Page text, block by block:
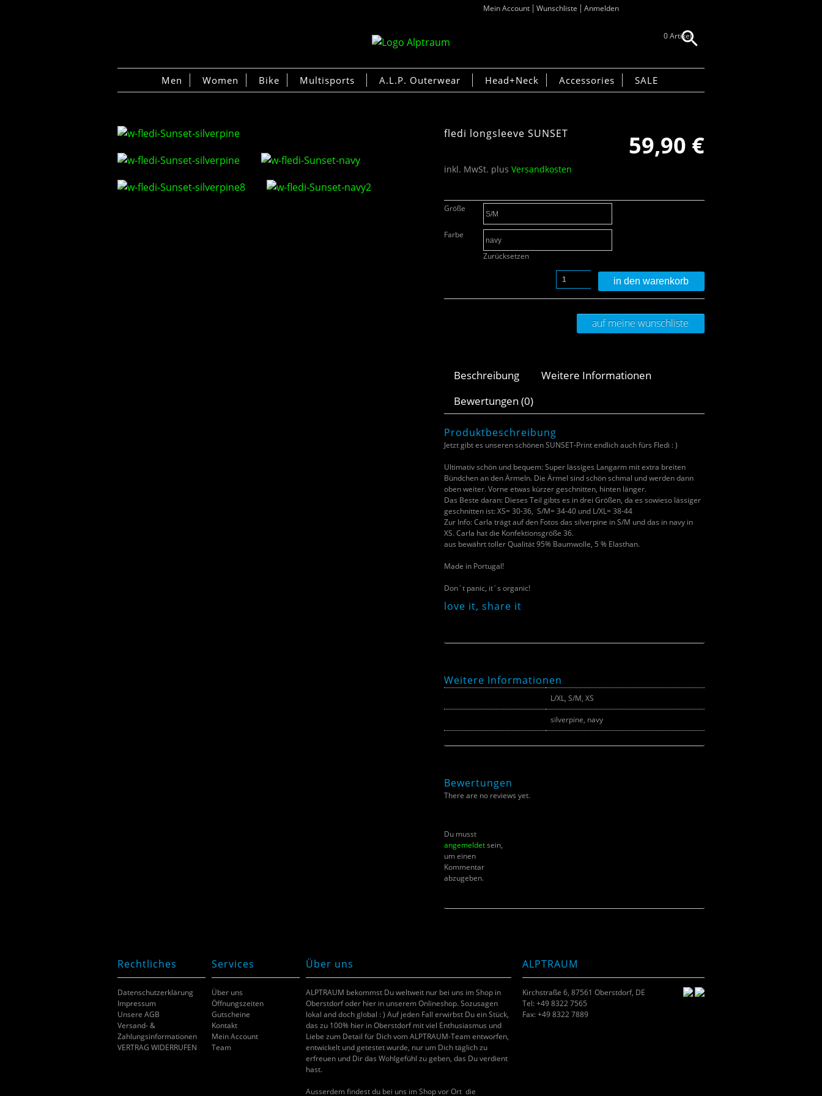
Mein Account Wunschliste Anmelden
0 Artikel
Men Women Bike Multisports A.L.P. Outerwear Head+Neck Accessories SALE
fledi longsleeve SUNSET 59,90 €
inkl. MwSt. plus Versandkosten
Größe
Farbe
Zurücksetzen
in den warenkorb
auf meine wunschliste
Beschreibung
Weitere Informationen
Bewertungen (0)
Produktbeschreibung
Jetzt gibt es unseren schönen SUNSET-Print endlich auch fürs Fledi : )
Ultimativ schön und bequem: Super lässiges Langarm mit extra breiten
Bündchen an den Ärmeln. Die Ärmel sind schön schmal und werden dann
oben weiter. Vorne etwas kürzer geschnitten, hinten länger.
Das Beste daran: Dieses Teil gibts es in drei Größen, da es sowieso lässiger
geschnitten ist: XS= 30-36, S/M= 34-40 und L/XL= 38-44
Zur Info: Carla trägt auf den Fotos das silverpine in S/M und das in navy in
XS. Carla hat die Konfektionsgröße 36.
aus bewährt toller Qualität 95% Baumwolle, 5 % Elasthan.
Made in Portugal!
Don´t panic, it´s organic!
love it, share it
Weitere Informationen
L/XL, S/M, XS
silverpine, navy
Bewertungen
There are no reviews yet.
Du musst
angemeldetsein,
um einen
Kommentar
abzugeben.
Rechtliches
Datenschutzerklärung
Impressum
Unsere AGB
Versand- &
Zahlungsinformationen
VERTRAG WIDERRUFEN
Services
Über uns
Öffnungszeiten
Gutscheine
Kontakt
Mein Account
Team
Über uns
ALPTRAUM bekommst Du weltweit nur bei uns im Shop in
Oberstdorf oder hier in unserem Onlineshop. Sozusagen
lokal and doch global : ) Auf jeden Fall erwirbst Du ein Stück,
das zu 100% hier in Oberstdorf mit viel Enthusiasmus und
Liebe zum Detail für Dich vom ALPTRAUM-Team entworfen,
entwickelt und getestet wurde, nur um Dich täglich zu
erfreuen und Dir das Wohlgefühl zu geben, das Du verdient
hast.
Ausserdem findest du bei uns im Shop vor Ort die
ALPTRAUM
Kirchstraße 6, 87561 Oberstdorf, DE
Tel: +49 8322 7565
Fax: +49 8322 7889